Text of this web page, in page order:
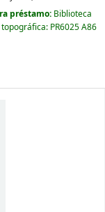
préstamo: Biblioteca
PR6025 A86